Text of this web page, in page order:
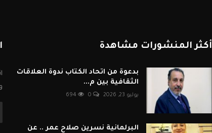
أكثر المنشورات مشاهدة
بدعوة من اتحاد الكتاب ندوة العلاقات
الثقافية بين م...
يوليو 23, 2026 694
البرلمانية نسرين صلاح عمر .. عن